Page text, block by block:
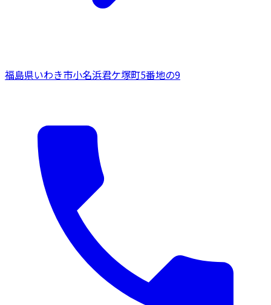
福島県いわき市小名浜君ケ塚町5番地の9